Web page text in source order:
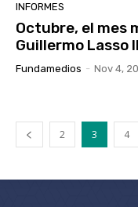
INFORMES
Octubre, el mes
Guillermo Lasso
Fundamedios - Nov 4,
2 3 4